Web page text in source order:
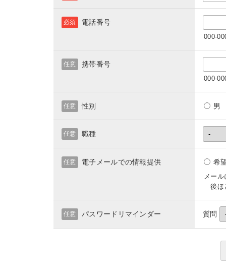
電話番号
必須
000-
携帯番号
任意
000-
性別
任意
職種
任意
電子メールでの情報提供
任意 希
メー
後ほ
パスワードリマインダー
任意 質問